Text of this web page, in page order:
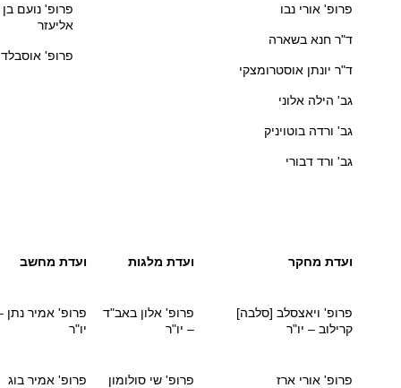
פרופ' אורי נבו
ד"ר חנא בשארה
ד"ר יונתן אוסטרומצקי
גב' הילה אלוני
גב' ורדה בוטויניק
גב' ורד דבורי
פרופ' נועם בן
אליעזר
פרופ'
ועדת מחקר ועדת מלגות ועדת מחשב
פרופ' ויאצסלב [סלבה]
קרילוב – יו"ר
פרופ' אלון באב"ד
– יו"ר
פרופ' אמיר נתן
יו"ר
פרופ' אורי ארז פרופ' שי סולומון פרופ' אמיר בוג